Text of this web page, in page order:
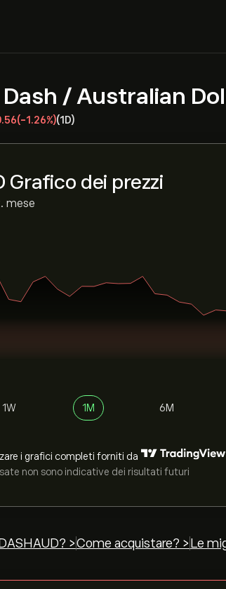
Dash / Australian
(-1.26%)(1D)
Grafico dei prezzi
mese
1W 1M 6M
i grafici completi forniti da
non sono indicative dei risultati futuri
>Come acquistare? > Le